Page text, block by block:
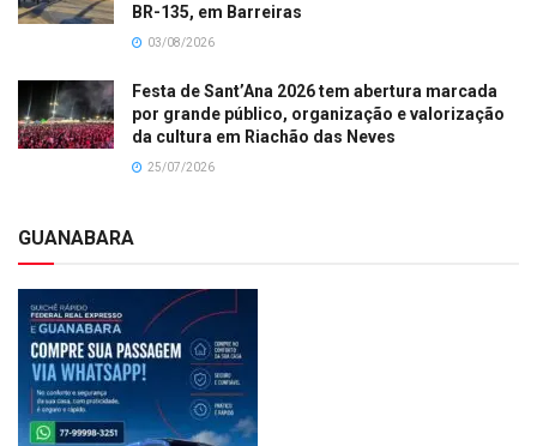
BR-135, em Barreiras
03/08/2026
Festa de Sant’Ana 2026 tem abertura marcada
por grande público, organização e valorização
da cultura em Riachão das Neves
25/07/2026
GUANABARA